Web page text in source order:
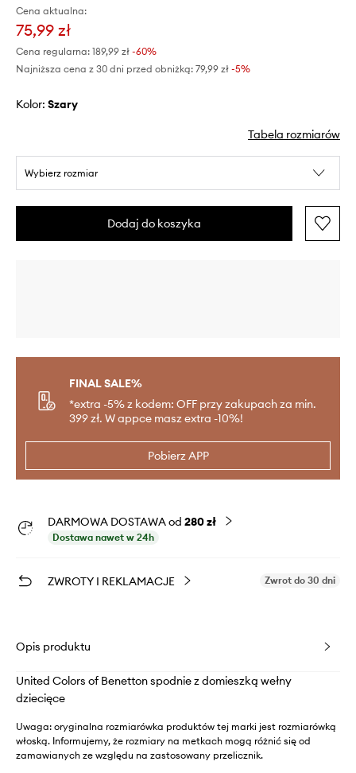
Cena aktualna:
75,99 zł
Cena regularna: 189,99 zł -60%
Najniższa cena z 30 dni przed obniżką: 79,99 zł -5%
Kolor: szary
Tabela rozmiarów
Wybierz rozmiar
Dodaj do koszyka
FINAL SALE%
*extra -5% z kodem: OFF przy zakupach za min.
399 zł. W appce masz extra -10%!
Pobierz APP
DARMOWA DOSTAWA od 280 zł
Dostawa nawet w 24h
ZWROTY I REKLAMACJE Zwrot do 30 dni
Opis produktu
United Colors of Benetton spodnie z domieszką wełny
dziecięce
Uwaga: oryginalna rozmiarówka produktów tej marki jest rozmiarówką
włoską. Informujemy, że rozmiary na metkach mogą różnić się od
zamawianych ze względu na zastosowany przelicznik.